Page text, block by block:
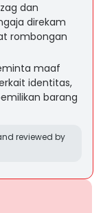
dan
direkam
rombongan
maaf
identitas,
barang
reviewed by